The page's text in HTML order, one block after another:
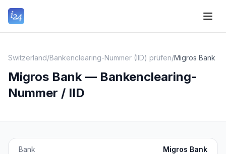
Switzerland/Bankenclearing-Nummer (IID) prüfen/Migros Bank
Migros Bank — Bankenclearing-
Nummer / IID
Bank Migros Bank